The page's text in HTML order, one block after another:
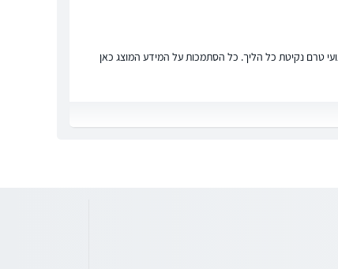
טרם נקיטת כל הליך. כל הסתמכות על המידע המוצג כאן